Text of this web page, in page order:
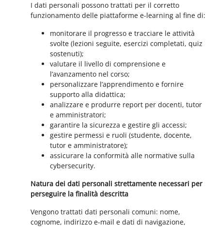
I dati personali possono trattati per il corretto
funzionamento delle piattaforme e-learning al fine di:
monitorare il progresso e tracciare le attività
svolte (lezioni seguite, esercizi completati, quiz
sostenuti);
valutare il livello di comprensione e
l’avanzamento nel corso;
personalizzare l’apprendimento e fornire
supporto alla didattica;
analizzare e produrre report per docenti, tutor
e amministratori;
garantire la sicurezza e gestire gli accessi;
gestire permessi e ruoli (studente, docente,
tutor e amministratore);
assicurare la conformità alle normative sulla
cybersecurity.
Natura dei dati personali strettamente necessari per
perseguire la finalità descritta
Vengono trattati dati personali comuni: nome,
cognome, indirizzo e-mail e dati di navigazione,